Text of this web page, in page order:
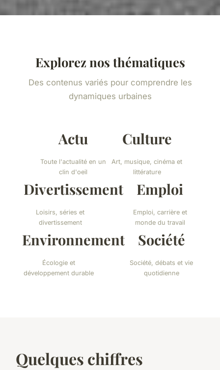
Explorez nos thématiques
Des contenus variés pour comprendre les
dynamiques urbaines
Actu
Toute l'actualité en un
clin d'oeil
Culture
Art, musique, cinéma et
littérature
Divertissement
Loisirs, séries et
divertissement
Emploi
Emploi, carrière et
monde du travail
Environnement
Écologie et
développement durable
Société
Société, débats et vie
quotidienne
Quelques chiffres